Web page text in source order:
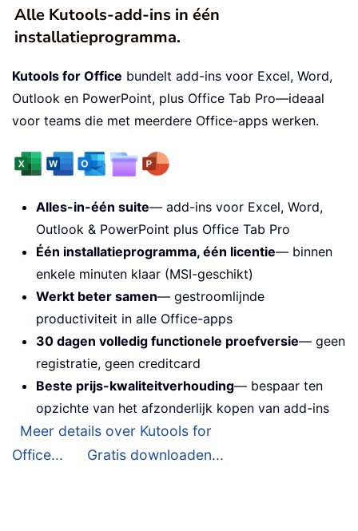
Alle Kutools-add-ins in één
installatieprogramma.
Kutools for Office bundelt add-ins voor Excel, Word,
Outlook en PowerPoint, plus Office Tab Pro—ideaal
voor teams die met meerdere Office-apps werken.
Alles-in-één suite— add-ins voor Excel, Word,
Outlook & PowerPoint plus Office Tab Pro
Één installatieprogramma, één licentie— binnen
enkele minuten klaar (MSI-geschikt)
Werkt beter samen— gestroomlijnde
productiviteit in alle Office-apps
30 dagen volledig functionele proefversie— geen
registratie, geen creditcard
Beste prijs-kwaliteitverhouding— bespaar ten
opzichte van het afzonderlijk kopen van add-ins
Meer details over Kutools for
Office...
Gratis downloaden...